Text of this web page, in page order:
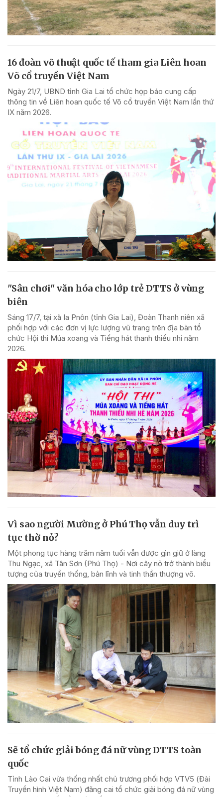
16 đoàn võ thuật quốc tế tham gia Liên hoan
Võ cổ truyền Việt Nam
Ngày 21/7, UBND tỉnh Gia Lai tổ chức họp báo cung cấp
thông tin về Liên hoan quốc tế Võ cổ truyền Việt Nam lần thứ
IX năm 2026.
"Sân chơi" văn hóa cho lớp trẻ DTTS ở vùng
biên
Sáng 17/7, tại xã Ia Pnôn (tỉnh Gia Lai), Đoàn Thanh niên xã
phối hợp với các đơn vị lực lượng vũ trang trên địa bàn tổ
chức Hội thi Múa xoang và Tiếng hát thanh thiếu nhi năm
2026.
Vì sao người Mường ở Phú Thọ vẫn duy trì
tục thờ nỏ?
Một phong tục hàng trăm năm tuổi vẫn được gìn giữ ở làng
Thu Ngạc, xã Tân Sơn (Phú Thọ) - Nơi cây nỏ trở thành biểu
tượng của truyền thống, bản lĩnh và tinh thần thượng võ.
Sẽ tổ chức giải bóng đá nữ vùng DTTS toàn
quốc
Tỉnh Lào Cai vừa thống nhất chủ trương phối hợp VTV5 (Đài
Truyền hình Việt Nam) đăng cai tổ chức giải bóng đá nữ vùng